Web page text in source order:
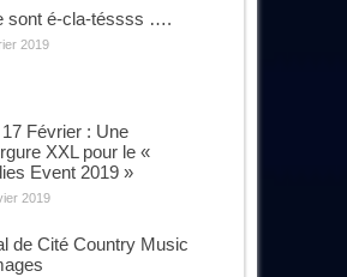
sont é-cla-téssss ….
2019
Février : Une
XXL pour le «
Event 2019 »
2019
de Cité Country Music